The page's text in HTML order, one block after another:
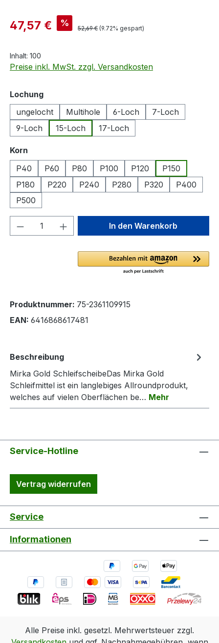
Verkaufspreis:
47,57 € % Regulärer Preis:
52,69 € (9.72% gespart)
Inhalt: 100
Preise inkl. MwSt. zzgl. Versandkosten
Lochungauswählen
ungelocht
Multihole 6-Loch
7-Loch
9-Loch
15-Loch 17-Loch
Korn
P40
P60 P80 P100 P120
P150
P180
P220 P240 P280 P320
P400
P500
Produkt Anzahl: Gib denIn den Warenkorb
Produktnummer: 75-2361109915
EAN: 6416868617481
Beschreibung
Mirka Gold SchleifscheibeDas Mirka Gold
Schleifmittel ist ein langlebiges Allroundprodukt,
welches auf vielen Oberflächen be… Mehr
Service-Hotline
Vertrag widerrufen
Service
Informationen
Alle Preise inkl. gesetzl. Mehrwertsteuer zzgl.